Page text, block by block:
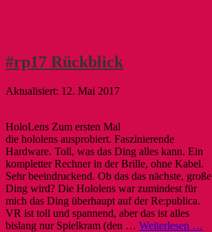
#rp17 Rückblick
12. Mai 2017
HoloLens Zum ersten Mal
die hololens ausprobiert. Faszinierende
Hardware. Toll, was das Ding alles kann. Ein
kompletter Rechner in der Brille, ohne Kabel.
Sehr beeindruckend. Ob das das nächste, große
Ding wird? Die Hololens war zumindest für
mich das Ding überhaupt auf der Re:publica.
VR ist toll und spannend, aber das ist alles
bislang nur Spielkram (den … Weiterlesen …